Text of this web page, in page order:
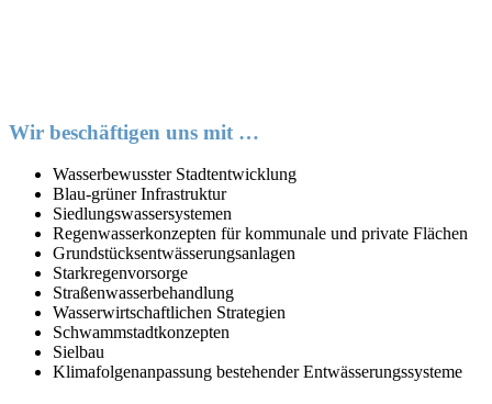
Wir beschäftigen uns mit …
Wasserbewusster Stadtentwicklung
Blau-grüner Infrastruktur
Siedlungswassersystemen
Regenwasserkonzepten für kommunale und private Flächen
Grundstücksentwässerungsanlagen
Starkregenvorsorge
Straßenwasserbehandlung
Wasserwirtschaftlichen Strategien
Schwammstadtkonzepten
Sielbau
Klimafolgenanpassung bestehender Entwässerungssysteme